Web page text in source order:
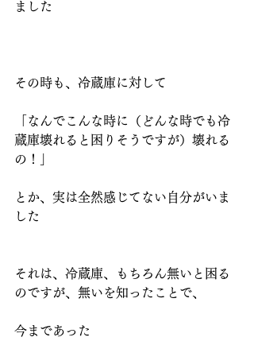
ました
その時も、冷蔵庫に対して
「なんでこんな時に（どんな時でも冷
蔵庫壊れると困りそうですが）壊れる
の！」
とか、実は全然感じてない自分がいま
した
それは、冷蔵庫、もちろん無いと困る
のですが、無いを知ったことで、
今まであった